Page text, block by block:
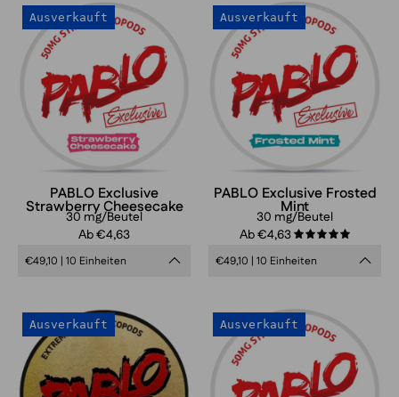
PABLO
Exclusive
Strawberry
Cheesecake
Ausverkauft
PABLO Exclusive
Strawberry Cheesecake
30 mg/Beutel
Аb €4,63
€49,10 | 10 Einheiten
PABLO
Exclusive
Frosted
Mint
Ausverkauft
PABLO Exclusive Frosted
Mint
30 mg/Beutel
Аb €4,63
5.0
€49,10 | 10 Einheiten
PABLO
X-
ice
Cold
Ausverkauft
PABLO
Exklusiv
Kiwi
Ausverkauft